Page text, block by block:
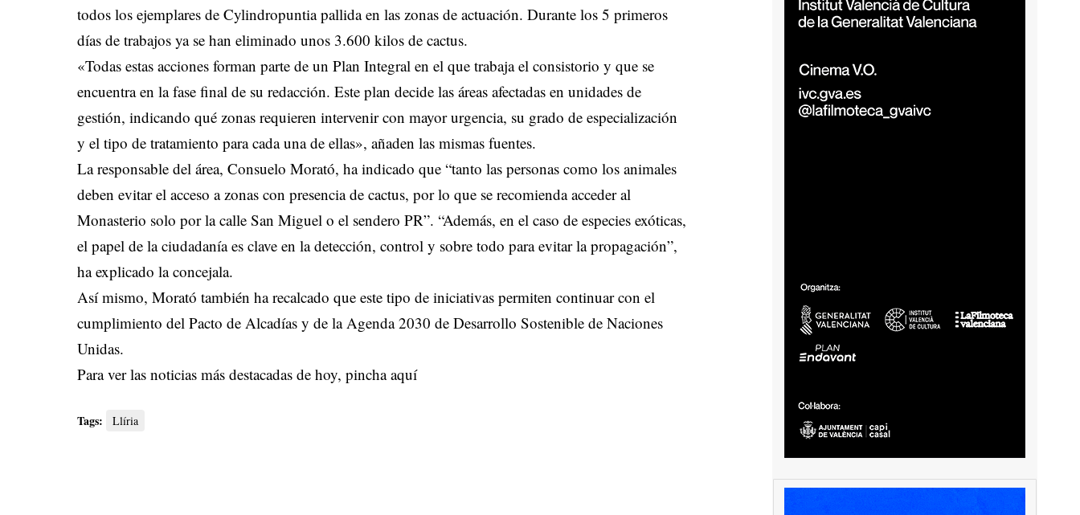
todos los ejemplares de Cylindropuntia pallida en las zonas de actuación. Durante los 5 primeros
días de trabajos ya se han eliminado unos 3.600 kilos de cactus.
«Todas estas acciones forman parte de un Plan Integral en el que trabaja el consistorio y que se
encuentra en la fase final de su redacción. Este plan decide las áreas afectadas en unidades de
gestión, indicando qué zonas requieren intervenir con mayor urgencia, su grado de especialización
y el tipo de tratamiento para cada una de ellas», añaden las mismas fuentes.
La responsable del área, Consuelo Morató, ha indicado que “tanto las personas como los animales
deben evitar el acceso a zonas con presencia de cactus, por lo que se recomienda acceder al
Monasterio solo por la calle San Miguel o el sendero PR”. “Además, en el caso de especies exóticas,
el papel de la ciudadanía es clave en la detección, control y sobre todo para evitar la propagación”,
ha explicado la concejala.
Así mismo, Morató también ha recalcado que este tipo de iniciativas permiten continuar con el
cumplimiento del Pacto de Alcadías y de la Agenda 2030 de Desarrollo Sostenible de Naciones
Unidas.
Para ver las noticias más destacadas de hoy,pincha aquí
Tags: Llíria